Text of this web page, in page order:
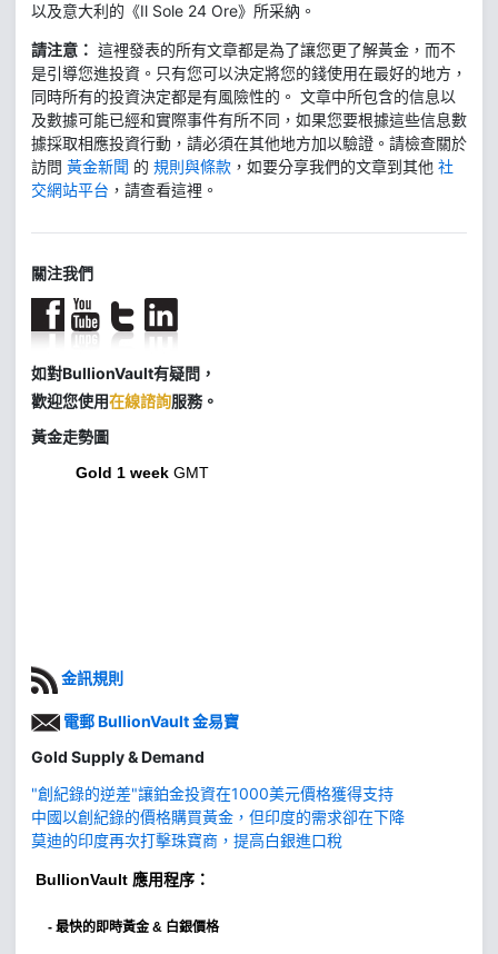
以及意大利的《Il Sole 24 Ore》所采納。
請注意： 這裡發表的所有文章都是為了讓您更了解黃金，而不
是引導您進投資。只有您可以決定將您的錢使用在最好的地方，
同時所有的投資決定都是有風險性的。 文章中所包含的信息以
及數據可能已經和實際事件有所不同，如果您要根據這些信息數
據採取相應投資行動，請必須在其他地方加以驗證。請檢查關於
訪問 黃金新聞 的 規則與條款 ，如要分享我們的文章到其他 社
交網站平台 ，請查看這裡。
關注我們
如對BullionVault有疑問，
歡迎您使用在線諮詢服務。
黃金走勢圖
Gold 1 week GMT
金訊規則
電郵 BullionVault 金易寶
Gold Supply & Demand
"創紀錄的逆差"讓鉑金投資在1000美元價格獲得支持
中國以創紀錄的價格購買黃金，但印度的需求卻在下降
莫迪的印度再次打擊珠寶商，提高白銀進口稅
BullionVault 應用程序：
- 最快的即時黃金 & 白銀價格